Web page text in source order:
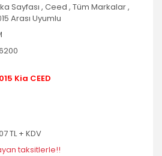
Sayfası , Ceed , Tüm Markalar,
Arası Uyumlu
Kia CEED
TL + KDV
taksitlerle!!